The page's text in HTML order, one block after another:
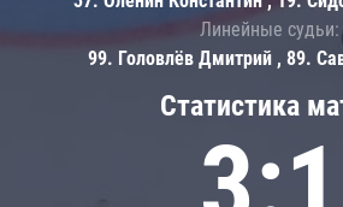
Статистика
Линейные судьи:
99. Головлёв Дмитрий , 89.